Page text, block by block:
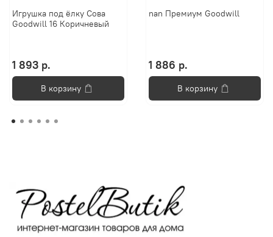
Игрушка под ёлку Сова
Goodwill 16 Коричневый
1 893 р.
В корзину
nan Премиум Goodwill
1 886 р.
В корзину